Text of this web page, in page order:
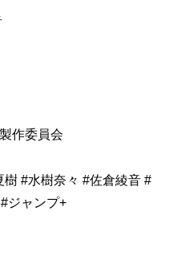
作委員会
#水樹奈々 #佐倉綾音 #
ジャンプ+